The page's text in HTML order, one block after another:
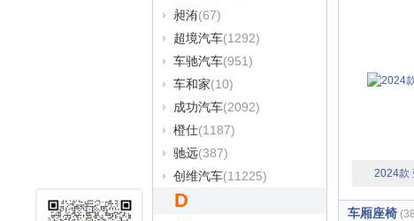
昶洧(67)
超境汽车(1292)
车驰汽车(951)
车和家(10)
成功汽车(2092)
橙仕(1187)
驰远(387)
创维汽车(11225)
D
2024款
车厢座椅